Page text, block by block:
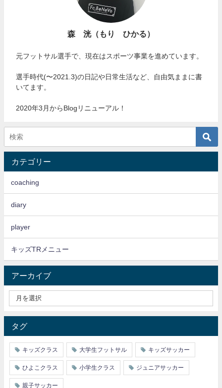
森 洸（もり ひかる）
元フットサル選手で、現在はスポーツ事業を進めています。
選手時代(〜2021.3)の日記や日常生活など、自由気ままに書
いてます。
2020年3月からBlogリニューアル！
カテゴリー
coaching
diary
player
キッズTRメニュー
アーカイブ
タグ
キッズクラス 大学生フットサル キッズサッカー
ひよこクラス 小学生クラス ジュニアサッカー
親子サッカー